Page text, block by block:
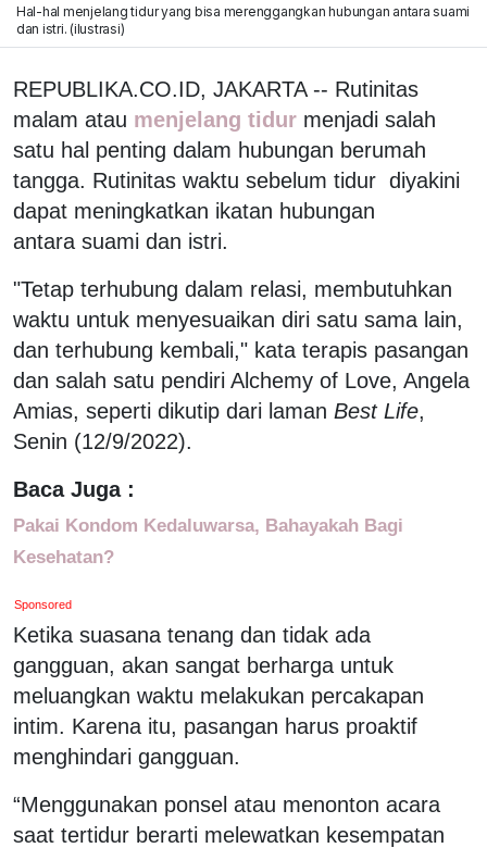
Hal-hal menjelang tidur yang bisa merenggangkan hubungan antara suami
dan istri. (ilustrasi)
REPUBLIKA.CO.ID, JAKARTA -- Rutinitas
malam atau menjelang tidur menjadi salah
satu hal penting dalam hubungan berumah
tangga. Rutinitas waktu sebelum tidur diyakini
dapat meningkatkan ikatan hubungan
antara suami dan istri.
"Tetap terhubung dalam relasi, membutuhkan
waktu untuk menyesuaikan diri satu sama lain,
dan terhubung kembali," kata terapis pasangan
dan salah satu pendiri Alchemy of Love, Angela
Amias, seperti dikutip dari laman Best Life,
Senin (12/9/2022).
Baca Juga :
Pakai Kondom Kedaluwarsa, Bahayakah Bagi
Kesehatan?
Sponsored
Ketika suasana tenang dan tidak ada
gangguan, akan sangat berharga untuk
meluangkan waktu melakukan percakapan
intim. Karena itu, pasangan harus proaktif
menghindari gangguan.
“Menggunakan ponsel atau menonton acara
saat tertidur berarti melewatkan kesempatan